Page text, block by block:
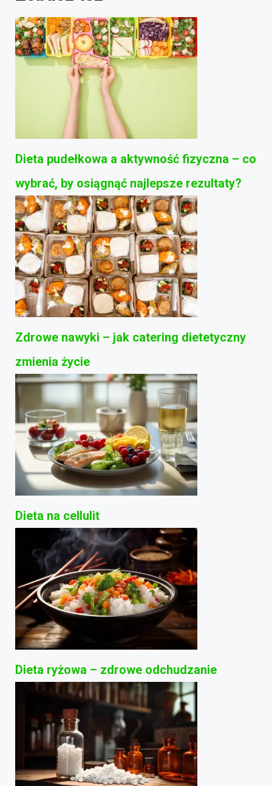
Dieta pudełkowa a aktywność fizyczna – co
wybrać, by osiągnąć najlepsze rezultaty?
Zdrowe nawyki – jak catering dietetyczny
zmienia życie
Dieta na cellulit
Dieta ryżowa – zdrowe odchudzanie